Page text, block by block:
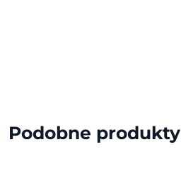
Podobne produkty